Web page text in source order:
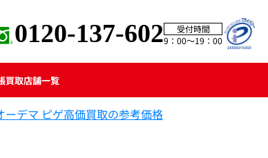
0120-137-602
受付時間
9：00〜19：00
買取店舗一覧
ーデマ ピゲ高価買取の参考価格